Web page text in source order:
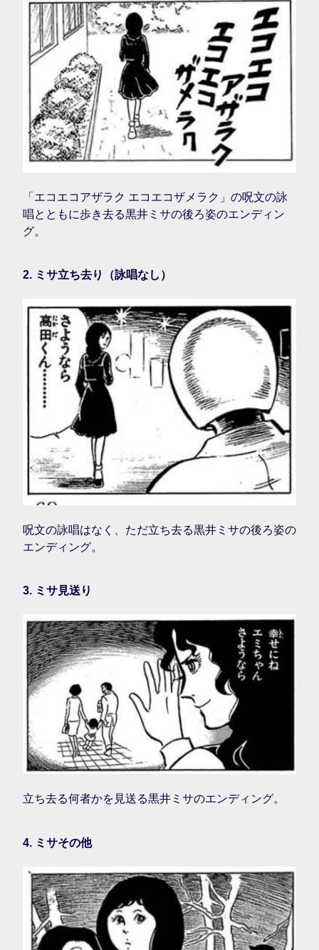
「エコエコアザラク エコエコザメラク」の呪文の詠
唱とともに歩き去る黒井ミサの後ろ姿のエンディン
グ。
2. ミサ立ち去り（詠唱なし）
呪文の詠唱はなく、ただ立ち去る黒井ミサの後ろ姿の
エンディング。
3. ミサ見送り
立ち去る何者かを見送る黒井ミサのエンディング。
4. ミサその他